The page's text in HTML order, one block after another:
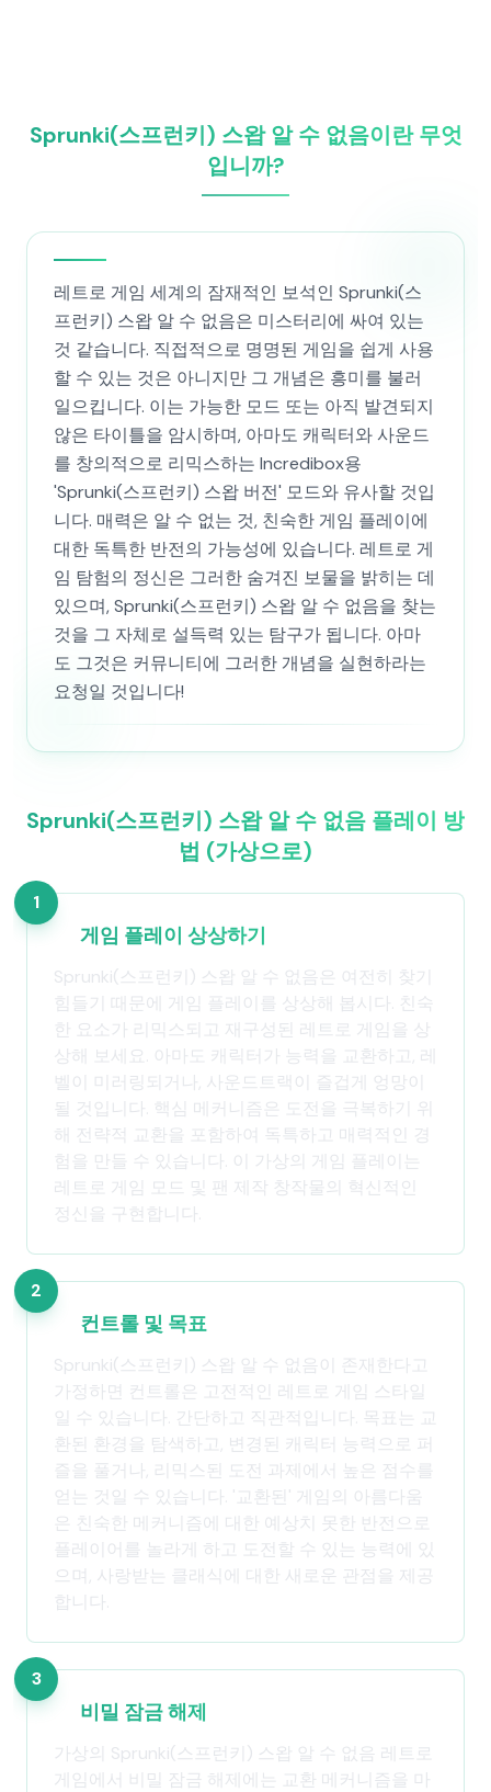
Sprunki(스프런키) 스왑 알 수 없음이란 무엇
입니까?
레트로 게임 세계의 잠재적인 보석인 Sprunki(스
프런키) 스왑 알 수 없음은 미스터리에 싸여 있는
것 같습니다. 직접적으로 명명된 게임을 쉽게 사용
할 수 있는 것은 아니지만 그 개념은 흥미를 불러
일으킵니다. 이는 가능한 모드 또는 아직 발견되지
않은 타이틀을 암시하며, 아마도 캐릭터와 사운드
를 창의적으로 리믹스하는 Incredibox용
'Sprunki(스프런키) 스왑 버전' 모드와 유사할 것입
니다. 매력은 알 수 없는 것, 친숙한 게임 플레이에
대한 독특한 반전의 가능성에 있습니다. 레트로 게
임 탐험의 정신은 그러한 숨겨진 보물을 밝히는 데
있으며, Sprunki(스프런키) 스왑 알 수 없음을 찾는
것을 그 자체로 설득력 있는 탐구가 됩니다. 아마
도 그것은 커뮤니티에 그러한 개념을 실현하라는
요청일 것입니다!
Sprunki(스프런키) 스왑 알 수 없음 플레이 방
법 (가상으로)
1
게임 플레이 상상하기
Sprunki(스프런키) 스왑 알 수 없음은 여전히 찾기
힘들기 때문에 게임 플레이를 상상해 봅시다. 친숙
한 요소가 리믹스되고 재구성된 레트로 게임을 상
상해 보세요. 아마도 캐릭터가 능력을 교환하고, 레
벨이 미러링되거나, 사운드트랙이 즐겁게 엉망이
될 것입니다. 핵심 메커니즘은 도전을 극복하기 위
해 전략적 교환을 포함하여 독특하고 매력적인 경
험을 만들 수 있습니다. 이 가상의 게임 플레이는
레트로 게임 모드 및 팬 제작 창작물의 혁신적인
정신을 구현합니다.
2
컨트롤 및 목표
Sprunki(스프런키) 스왑 알 수 없음이 존재한다고
가정하면 컨트롤은 고전적인 레트로 게임 스타일
일 수 있습니다. 간단하고 직관적입니다. 목표는 교
환된 환경을 탐색하고, 변경된 캐릭터 능력으로 퍼
즐을 풀거나, 리믹스된 도전 과제에서 높은 점수를
얻는 것일 수 있습니다. '교환된' 게임의 아름다움
은 친숙한 메커니즘에 대한 예상치 못한 반전으로
플레이어를 놀라게 하고 도전할 수 있는 능력에 있
으며, 사랑받는 클래식에 대한 새로운 관점을 제공
합니다.
3
비밀 잠금 해제
가상의 Sprunki(스프런키) 스왑 알 수 없음 레트로
게임에서 비밀 잠금 해제에는 교환 메커니즘을 마